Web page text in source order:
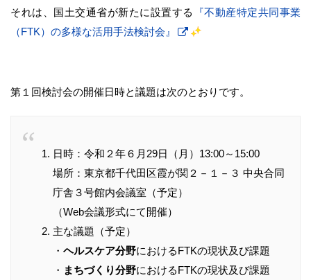
それは、国土交通省が新たに設置する
『不動産特定共同事業
（FTK）の多様な活用手法検討会』
第１回検討会の開催日時と議題は次のとおりです。
日時：令和２年６月29日（月）13:00～15:00
場所：東京都千代田区霞が関２－１－３ 中央合同
庁舎３号館内会議室（予定）
（Web会議形式にて開催）
主な議題（予定）
・ ヘルスケア分野におけるFTKの現状及び課題
・ まちづくり分野におけるFTKの現状及び課題